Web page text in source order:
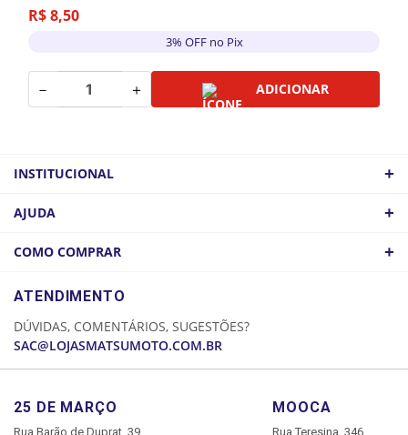
R$8,50
3% OFF no Pix
－ ＋ ADICIONAR
INSTITUCIONAL +
COMO CHEGAR
AJUDA +
COMO COMPRAR +
CADASTRE-SE
MINHA CONTA
MEUS PEDIDOS
ATENDIMENTO
DÚVIDAS, COMENTÁRIOS, SUGESTÕES?
SAC@LOJASMATSUMOTO.COM.BR
25 DE MARÇO
Rua Barão de Duprat, 39
MOOCA
Rua Teresina, 346